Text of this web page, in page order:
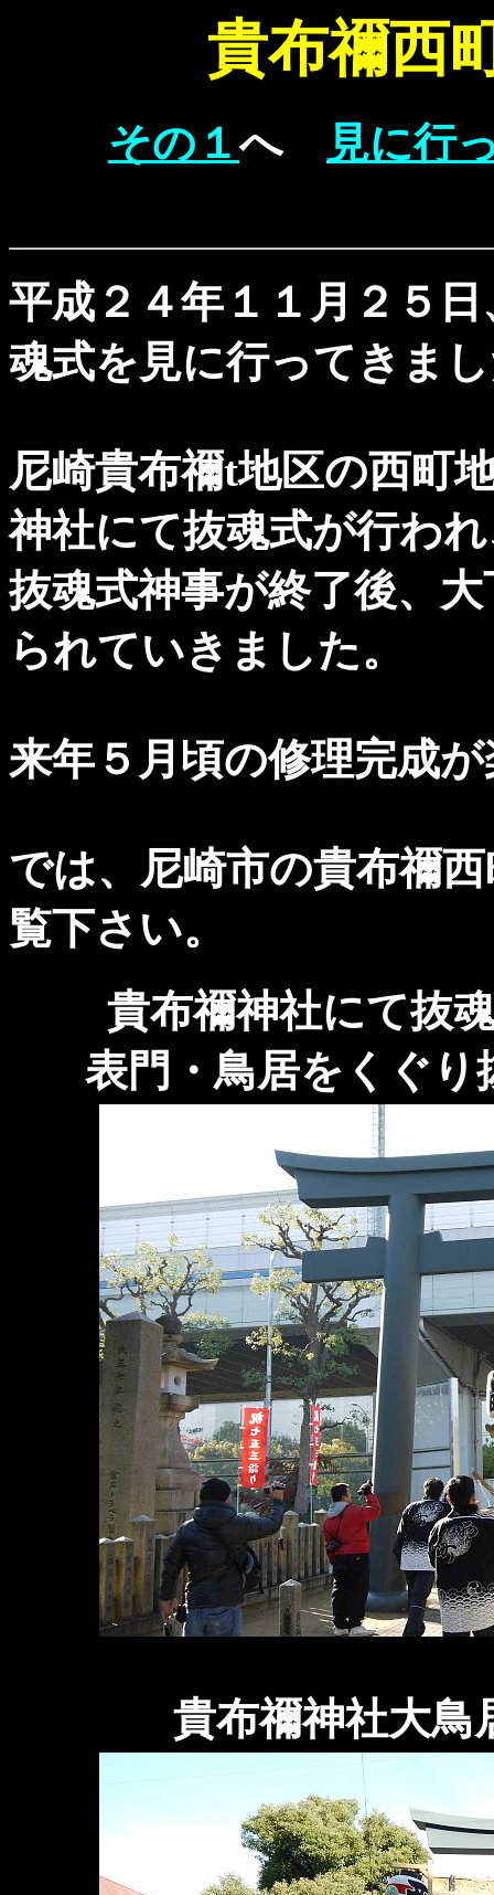
貴布禰西
その１へ 見に行
平成２４年１１月２５
魂式を見に行ってきま
尼崎貴布禰t地区の西町
神社にて抜魂式が行わ
抜魂式神事が終了後、
られていきました。
来年５月頃の修理完成
では、尼崎市の貴布禰
覧下さい。
貴布禰神社にて抜
表門・鳥居をくぐり
貴布禰神社大鳥